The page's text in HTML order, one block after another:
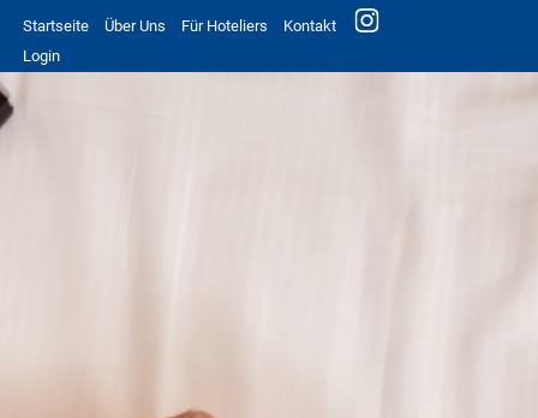
Startseite Über Uns Für Hoteliers
Kontakt
Login